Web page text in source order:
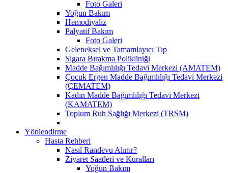
Foto Galeri
Yoğun Bakım
Hemodiyaliz
Palyatif Bakım
Foto Galeri
Geleneksel ve Tamamlayıcı Tıp
Sigara Bırakma Polikliniği
Madde Bağımlılığı Tedavi Merkezi (AMATEM)
Çocuk Ergen Madde Bağımlılığı Tedavi Merkezi
(ÇEMATEM)
Kadın Madde Bağımlılığı Tedavi Merkezi
(KAMATEM)
Toplum Ruh Sağlığı Merkezi (TRSM)
Yönlendirme
Hasta Rehberi
Nasıl Randevu Alınır?
Ziyaret Saatleri ve Kuralları
Yoğun Bakım